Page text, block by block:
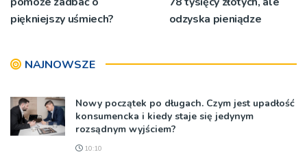
piękniejszy uśmiech?
odzyska pieniądze
NAJNOWSZE
Nowy początek po długach. Czym jest upadłość
konsumencka i kiedy staje się jedynym
rozsądnym wyjściem?
10:10